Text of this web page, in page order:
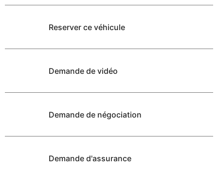
Reserver ce véhicule
Demande de vidéo
Demande de négociation
Demande d'assurance